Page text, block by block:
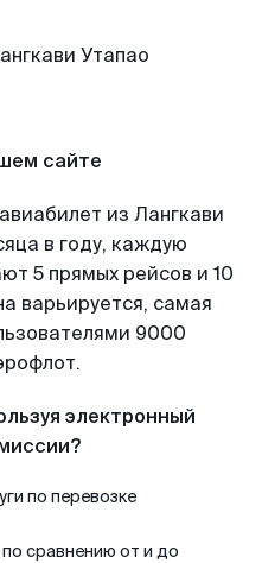
сайте
из Лангкави
в году, каждую
5 прямых рейсов и 10
варьируется, самая
9000
электронный
по перевозке
сравнению от и до